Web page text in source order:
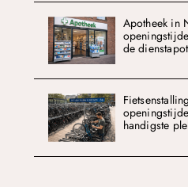
Apotheek in
de
handigste